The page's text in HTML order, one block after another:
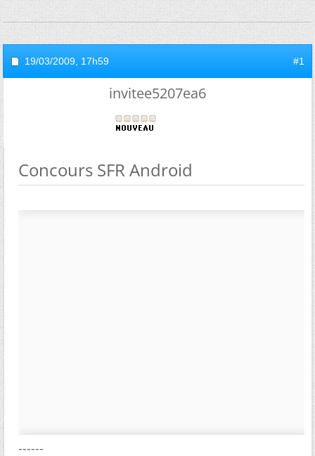
19/03/2009, 17h59 #1
invitee5207ea6
Concours SFR Android
------